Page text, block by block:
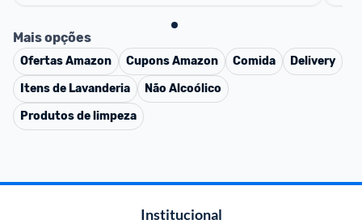
Mais opções
OfertasAmazon CuponsAmazon Comida
Delivery
Itens de Lavanderia
Não Alcoólico
Produtos de limpeza
Institucional